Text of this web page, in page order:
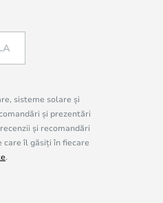
sisteme solare și
și prezentări
și recomandări
care îl găsiți în fiecare
.